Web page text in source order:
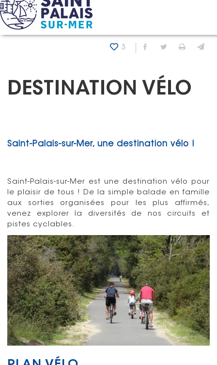
Panneau de gestion des cookies
Accueil Mes Loisirs
3 Partager sur
Partager
DESTINATION VÉLO
Saint-Palais-sur-Mer, une destination vélo !
Saint-Palais-sur-Mer est une destination vélo pour
le plaisir de tous ! De la simple balade en famille
aux sorties organisées pour les plus affirmés,
venez explorer la diversités de nos circuits et
pistes cyclables.